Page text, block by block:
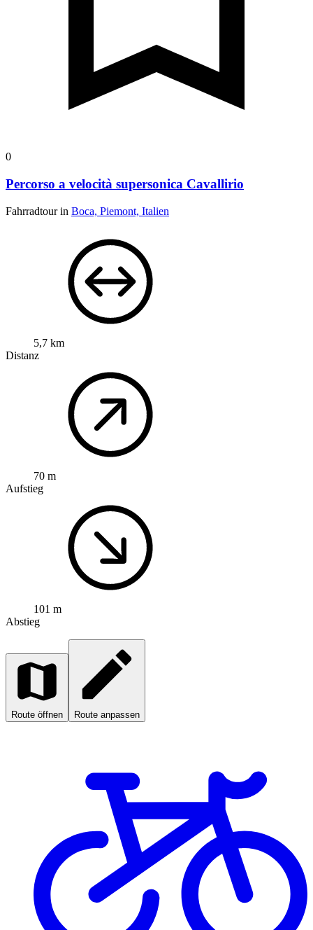
0
Percorso a velocità supersonica Cavallirio
Fahrradtour in Boca, Piemont, Italien
5,7 km
Distanz
70 m
Aufstieg
101 m
Abstieg
Route öffnen Route anpassen